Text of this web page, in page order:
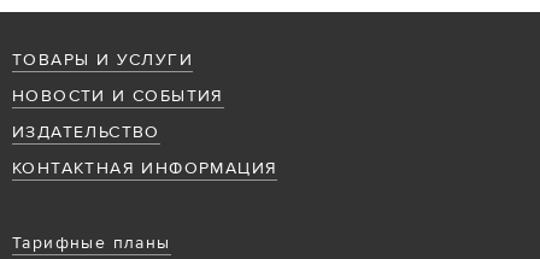
ТОВАРЫ И УСЛУГИ
НОВОСТИ И СОБЫТИЯ
ИЗДАТЕЛЬСТВО
КОНТАКТНАЯ ИНФОРМАЦИЯ
Тарифные планы